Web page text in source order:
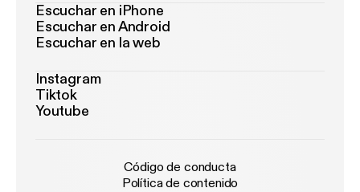
Escuchar en iPhone
Escuchar en Android
Escuchar en la web
Instagram
Tiktok
Youtube
Código de conducta
Política de contenido